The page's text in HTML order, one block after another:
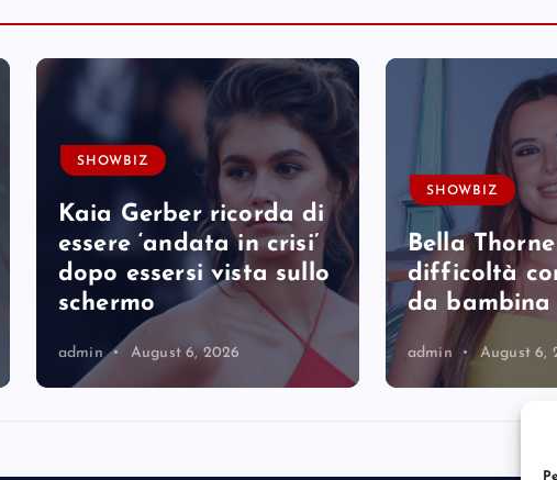
SHOWBIZ
Kaia Gerber ricorda di
essere ‘andata in crisi’
dopo essersi vista sullo
schermo
admin August 6, 2026
SHOWBIZ
Bella
difficoltà
da bambina
admin August 6,